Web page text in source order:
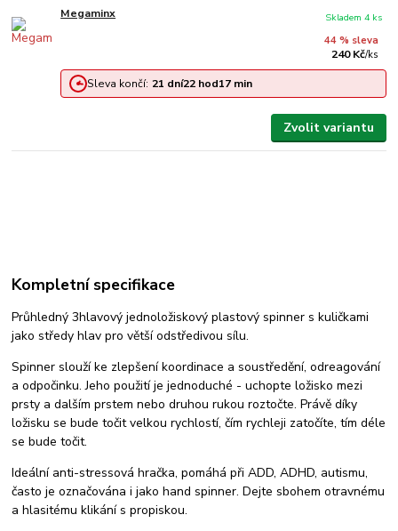
Megaminx
44 % sleva
240 Kč/ks
Skladem 4 ks
Sleva končí: 21 dní22 hod17 min
Zvolit variantu
Kompletní specifikace
Průhledný 3hlavový jednoložiskový plastový spinner s kuličkami
jako středy hlav pro větší odstředivou sílu.
Spinner slouží ke zlepšení koordinace a soustředění, odreagování
a odpočinku. Jeho použití je jednoduché - uchopte ložisko mezi
prsty a dalším prstem nebo druhou rukou roztočte. Právě díky
ložisku se bude točit velkou rychlostí, čím rychleji zatočíte, tím déle
se bude točit.
Ideální anti-stressová hračka, pomáhá při ADD, ADHD, autismu,
často je označována i jako hand spinner. Dejte sbohem otravnému
a hlasitému klikání s propiskou.